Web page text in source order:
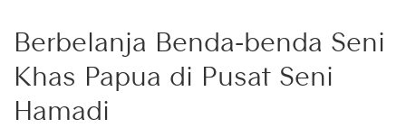
Berbelanja Benda-benda Seni
Khas Papua di Pusat Seni
Hamadi